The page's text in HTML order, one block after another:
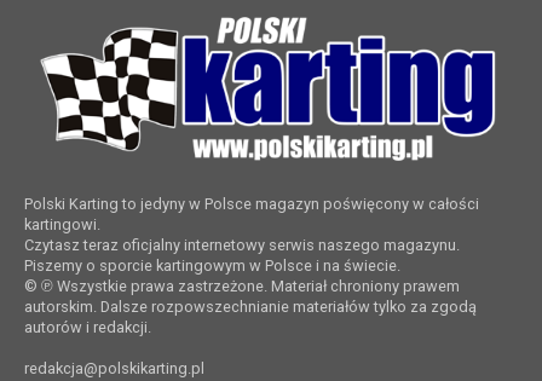
Polski Karting to jedyny w Polsce magazyn poświęcony w całości
kartingowi.
Czytasz teraz oficjalny internetowy serwis naszego magazynu.
Piszemy o sporcie kartingowym w Polsce i na świecie.
© ℗ Wszystkie prawa zastrzeżone. Materiał chroniony prawem
autorskim. Dalsze rozpowszechnianie materiałów tylko za zgodą
autorów i redakcji.
redakcja@polskikarting.pl